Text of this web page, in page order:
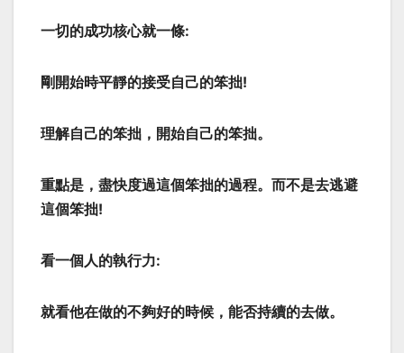
一切的成功核心就一條:
剛開始時平靜的接受自己的笨拙!
理解自己的笨拙，開始自己的笨拙。
重點是，盡快度過這個笨拙的過程。而不是去逃避
這個笨拙!
看一個人的執行力:
就看他在做的不夠好的時候，能否持續的去做。